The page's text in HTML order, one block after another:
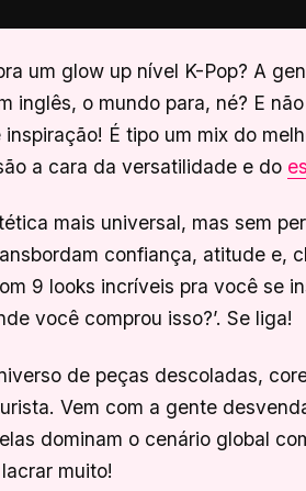
um glow up nível K-Pop? A
inglês, o mundo para, né? E
É tipo um mix do
a cara da versatilidade e do
mais universal, mas sem
confiança, atitude e,
9 looks incríveis pra você se
você comprou isso?’. Se liga!
de peças descoladas,
Vem com a gente
dominam o cenário global
muito!